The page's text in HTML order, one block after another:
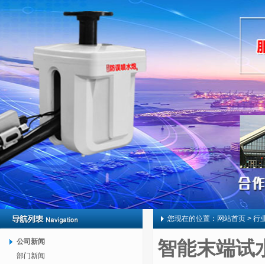
公司新闻
部门新闻
您现在的位置： 网站首页 > 行
智能末端试